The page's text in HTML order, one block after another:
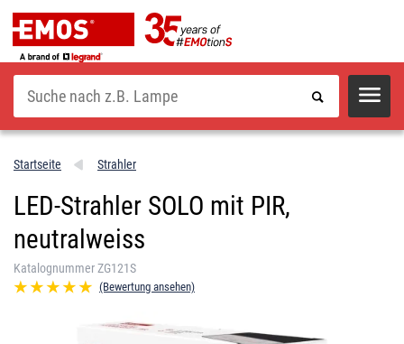
Suche
Startseite Strahler
LED-Strahler SOLO mit PIR,
neutralweiss
Katalognummer ZG121S
(Bewertung ansehen)